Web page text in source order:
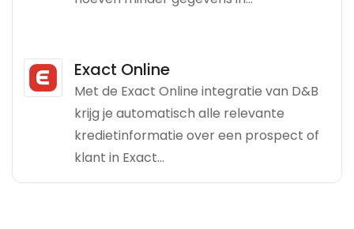
Exact Online
Met de Exact Online integratie van D&B
krijg je automatisch alle relevante
kredietinformatie over een prospect of
klant in Exact...